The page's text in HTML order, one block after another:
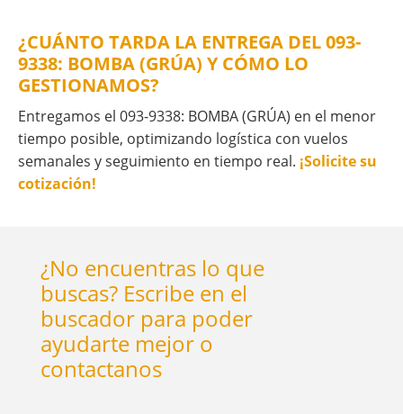
¿CUÁNTO TARDA LA ENTREGA DEL 093-
9338: BOMBA (GRÚA) Y CÓMO LO
GESTIONAMOS?
Entregamos el 093-9338: BOMBA (GRÚA) en el menor
tiempo posible, optimizando logística con vuelos
semanales y seguimiento en tiempo real. ¡Solicite su
cotización!
¿No encuentras lo que
buscas? Escribe en el
buscador para poder
ayudarte mejor o
contactanos